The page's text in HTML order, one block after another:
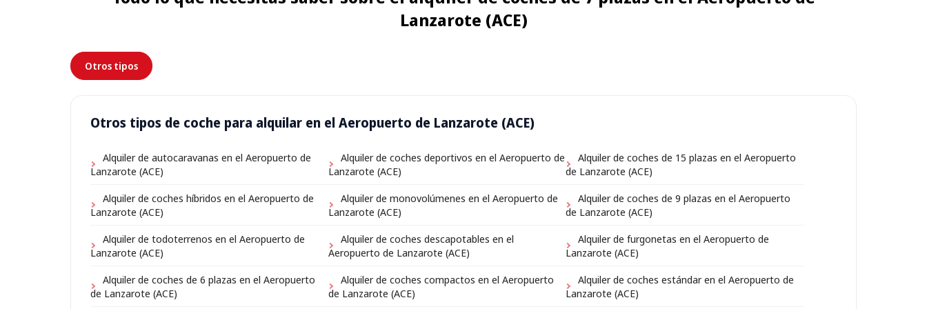
Lanzarote (ACE)
Otros tipos
Otros tipos de coche para alquilar en el Aeropuerto de Lanzarote (ACE)
Alquiler de autocaravanas en el Aeropuerto de
Lanzarote (ACE)
Alquiler de coches deportivos en el Aeropuerto de
Lanzarote (ACE)
Alquiler de coches de 15 plazas en el Aeropuerto
de Lanzarote (ACE)
Alquiler de coches híbridos en el Aeropuerto de
Lanzarote (ACE)
Alquiler de monovolúmenes en el Aeropuerto de
Lanzarote (ACE)
Alquiler de coches de 9 plazas en el Aeropuerto
de Lanzarote (ACE)
Alquiler de todoterrenos en el Aeropuerto de
Lanzarote (ACE)
Alquiler de coches descapotables en el
Aeropuerto de Lanzarote (ACE)
Alquiler de furgonetas en el Aeropuerto de
Lanzarote (ACE)
Alquiler de coches de 6 plazas en el Aeropuerto
de Lanzarote (ACE)
Alquiler de coches compactos en el Aeropuerto
de Lanzarote (ACE)
Alquiler de coches estándar en el Aeropuerto de
Lanzarote (ACE)